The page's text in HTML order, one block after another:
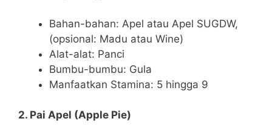
Bahan-bahan: Apel atau Apel SUGDW,
(opsional: Madu atau Wine)
Alat-alat: Panci
Bumbu-bumbu: Gula
Manfaatkan Stamina: 5 hingga 9
2. Pai Apel (Apple Pie)